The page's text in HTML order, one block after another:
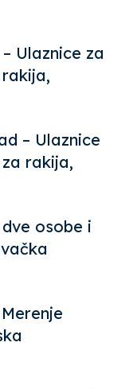
Ulaznice za
– Ulaznice
rakija,
osobe i